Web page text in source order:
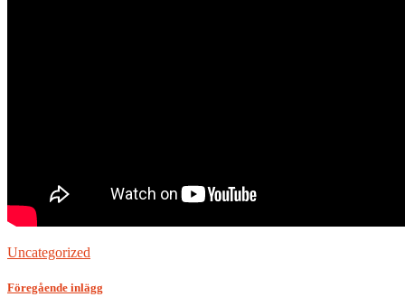
Uncategorized
Föregående inlägg